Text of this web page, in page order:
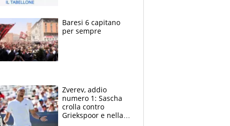
Baresi 6 capitano
per sempre
Zverev, addio
numero 1: Sascha
crolla contro
Griekspoor e nella